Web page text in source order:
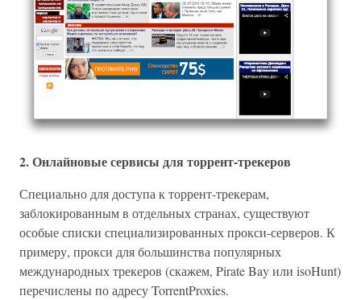
2. Онлайновые сервисы для торрент-трекеров
Специально для доступа к торрент-трекерам,
заблокированным в отдельных странах, существуют
особые списки специализированных прокси-серверов. К
примеру, прокси для большинства популярных
международных трекеров (скажем, Pirate Bay или isoHunt)
перечислены по адресу TorrentProxies.